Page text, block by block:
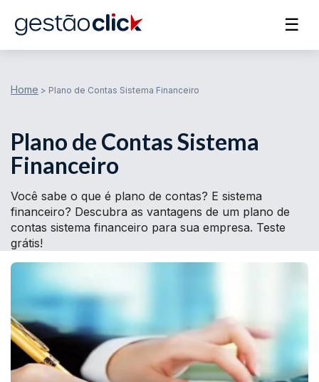
☰
Home > Plano de Contas Sistema Financeiro
Plano de Contas Sistema
Financeiro
Você sabe o que é plano de contas? E sistema
financeiro? Descubra as vantagens de um plano de
contas sistema financeiro para sua empresa. Teste
grátis!